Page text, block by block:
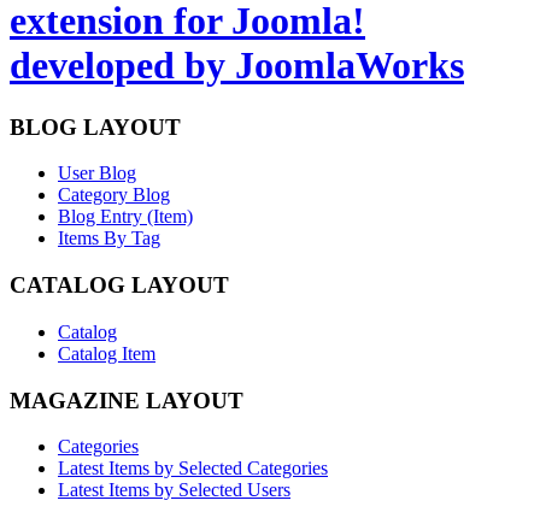
extension for Joomla!
developed by JoomlaWorks
BLOG LAYOUT
User Blog
Category Blog
Blog Entry (Item)
Items By Tag
CATALOG LAYOUT
Catalog
Catalog Item
MAGAZINE LAYOUT
Categories
Latest Items by Selected Categories
Latest Items by Selected Users